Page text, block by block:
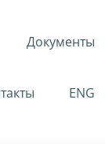
Документы
ENG